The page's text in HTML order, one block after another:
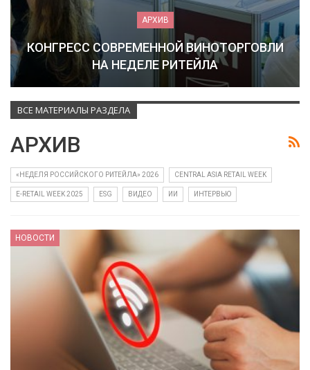
АРХИВ
КОНГРЕСС СОВРЕМЕННОЙ ВИНОТОРГОВЛИ
НА НЕДЕЛЕ РИТЕЙЛА
ВСЕ МАТЕРИАЛЫ РАЗДЕЛА
АРХИВ
«НЕДЕЛЯ РОССИЙСКОГО РИТЕЙЛА» 2026 CENTRAL ASIA RETAIL WEEK
E-RETAIL WEEK 2025 ESG ВИДЕО ИИ ИНТЕРВЬЮ
НОВОСТИ